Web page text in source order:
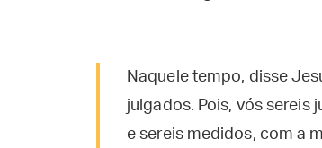
Naquele tempo, disse
julgados. Pois, vós sereis
e sereis medidos, com a